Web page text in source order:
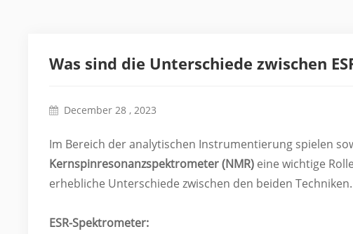
Was sind die Unterschiede zwischen
December 28 , 2023
Im Bereich der analytischen Instrumentierung spielen
Kernspinresonanzspektrometer (NMR) eine wichtige
erhebliche Unterschiede zwischen den beiden Techniken.
ESR-Spektrometer: